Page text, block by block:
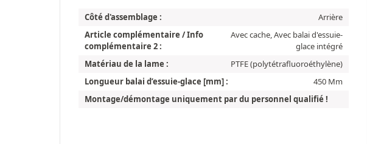
Côté d'assemblage :
Arrière
Article complémentaire / Info
complémentaire 2 :
Avec cache, Avec balai d'essuie-
glace intégré
Matériau de la lame :
PTFE (polytétrafluoroéthylène)
Longueur balai d’essuie-glace [mm] :
450 Mm
Montage/démontage uniquement par du personnel qualifié !